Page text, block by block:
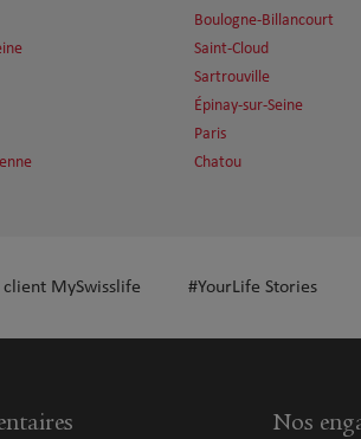
Boulogne-Billancourt
Saint-Cloud
Sartrouville
Épinay-sur-Seine
Paris
Chatou
client MySwisslife #YourLife Stories
Nos